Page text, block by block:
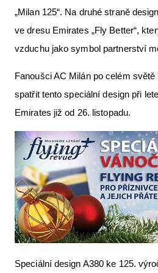
„Milan 125“. Na druhé straně
ve dresu Emirates „Fly Better“,
vzduchu jako symbol partnerství
Fanoušci AC Milán po celém
spatřit tento speciální design při
Emirates již od 26. listopadu.
Speciální design A380 ke 125.